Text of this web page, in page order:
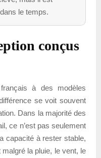
le temps.
conçus
à des modèles
se voit souvent
Dans la majorité des
ce n’est pas seulement
capacité à rester stable,
la pluie, le vent, le